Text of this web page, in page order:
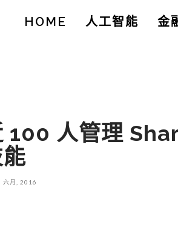
HOME 人工智能 金
100 人管理
六月, 2016